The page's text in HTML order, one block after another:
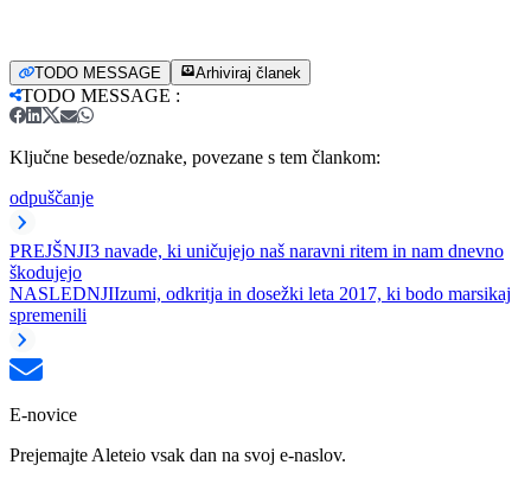
TODO MESSAGE Arhiviraj članek
TODO MESSAGE :
Ključne besede/oznake, povezane s tem člankom:
odpuščanje
PREJŠNJI3 navade, ki uničujejo naš naravni ritem in nam dnevno
škodujejo
NASLEDNJIIzumi, odkritja in dosežki leta 2017, ki bodo marsikaj
spremenili
E-novice
Prejemajte Aleteio vsak dan na svoj e-naslov.